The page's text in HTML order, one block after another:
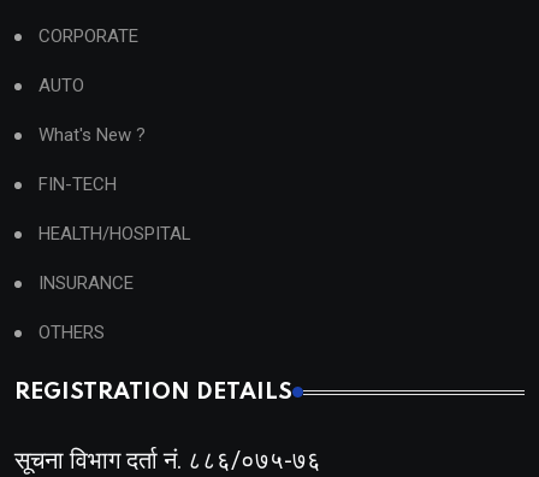
CORPORATE
AUTO
What's New ?
FIN-TECH
HEALTH/HOSPITAL
INSURANCE
OTHERS
REGISTRATION DETAILS
सूचना विभाग दर्ता नं. ८८६/०७५-७६